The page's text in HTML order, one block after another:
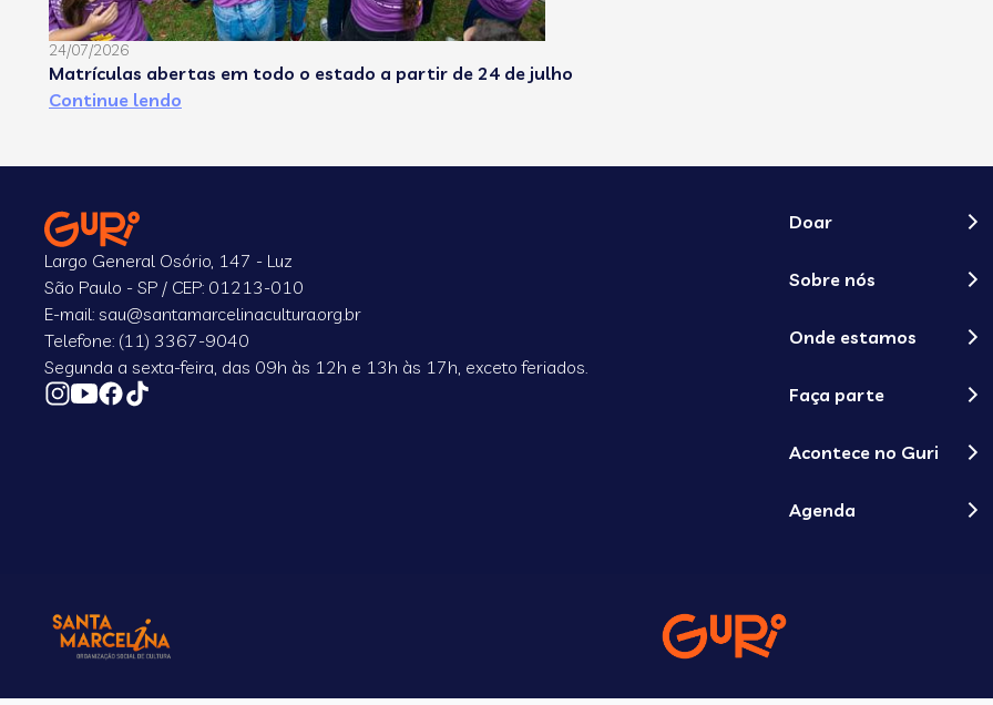
24/07/2026
Matrículas abertas em todo o estado a partir de 24 de julho
Continue lendo
Largo General Osório, 147 - Luz
São Paulo - SP / CEP: 01213-010
E-mail: sau@santamarcelinacultura.org.br
Telefone: (11) 3367-9040
Segunda a sexta-feira, das 09h às 12h e 13h às 17h, exceto feriados.
Doar
Sobre nós
Onde estamos
Faça parte
Acontece no Guri
Agenda